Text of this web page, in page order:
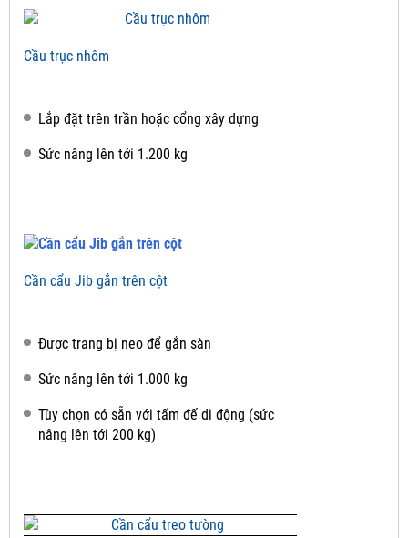
Cầu trục nhôm
Lắp đặt trên trần hoặc cổng xây dựng
Sức nâng lên tới 1.200 kg
Cần cẩu Jib gắn trên cột
Được trang bị neo để gắn sàn
Sức nâng lên tới 1.000 kg
Tùy chọn có sẵn với tấm đế di động (sức
nâng lên tới 200 kg)